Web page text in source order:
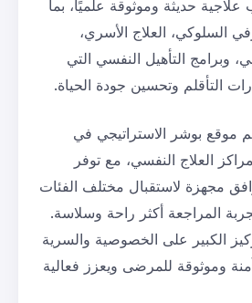
علاجية حديثة وموثوقة علميًا، بما
السلوكي، العلاج الأسري،
وبرامج التأهيل النفسي التي
التأقلم وتحسين جودة الحياة.
موقع بوشر الاستراتيجي في
العلاج النفسي، مع توفر
مجهزة لاستقبال مختلف الفئات
المراجعة أكثر راحة وسلاسة.
الكبير على الخصوصية والسرية
آمنة وموثوقة للمرضى ويعزز فعالية